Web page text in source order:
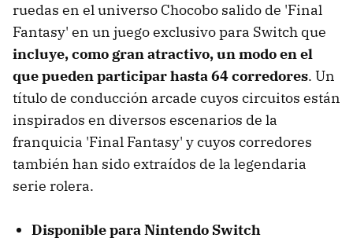
ruedas en el universo Chocobo salido de 'Final
Fantasy' en un juego exclusivo para Switch que
incluye, como gran atractivo, un modo en el
que pueden participar hasta 64 corredores. Un
título de conducción arcade cuyos circuitos están
inspirados en diversos escenarios de la
franquicia 'Final Fantasy' y cuyos corredores
también han sido extraídos de la legendaria
serie rolera.
Disponible para Nintendo Switch